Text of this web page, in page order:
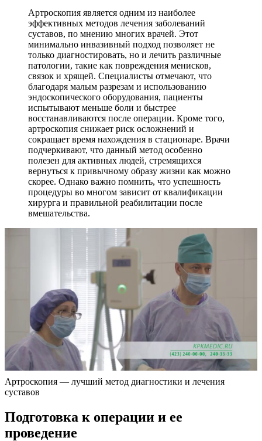
Артроскопия является одним из наиболее
эффективных методов лечения заболеваний
суставов, по мнению многих врачей. Этот
минимально инвазивный подход позволяет не
только диагностировать, но и лечить различные
патологии, такие как повреждения менисков,
связок и хрящей. Специалисты отмечают, что
благодаря малым разрезам и использованию
эндоскопического оборудования, пациенты
испытывают меньше боли и быстрее
восстанавливаются после операции. Кроме того,
артроскопия снижает риск осложнений и
сокращает время нахождения в стационаре. Врачи
подчеркивают, что данный метод особенно
полезен для активных людей, стремящихся
вернуться к привычному образу жизни как можно
скорее. Однако важно помнить, что успешность
процедуры во многом зависит от квалификации
хирурга и правильной реабилитации после
вмешательства.
Артроскопия — лучший метод диагностики и лечения
суставов
Подготовка к операции и ее
проведение